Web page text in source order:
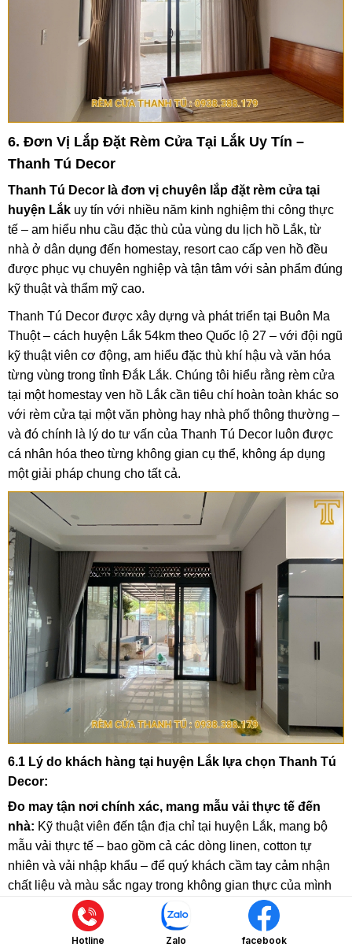
6. Đơn Vị Lắp Đặt Rèm Cửa Tại Lắk Uy Tín –
Thanh Tú Decor
Thanh Tú Decor là đơn vị chuyên lắp đặt rèm cửa tại
huyện Lắk uy tín với nhiều năm kinh nghiệm thi công thực
tế – am hiểu nhu cầu đặc thù của vùng du lịch hồ Lắk, từ
nhà ở dân dụng đến homestay, resort cao cấp ven hồ đều
được phục vụ chuyên nghiệp và tận tâm với sản phẩm đúng
kỹ thuật và thẩm mỹ cao.
Thanh Tú Decor được xây dựng và phát triển tại Buôn Ma
Thuột – cách huyện Lắk 54km theo Quốc lộ 27 – với đội ngũ
kỹ thuật viên cơ động, am hiểu đặc thù khí hậu và văn hóa
từng vùng trong tỉnh Đắk Lắk. Chúng tôi hiểu rằng rèm cửa
tại một homestay ven hồ Lắk cần tiêu chí hoàn toàn khác so
với rèm cửa tại một văn phòng hay nhà phố thông thường –
và đó chính là lý do tư vấn của Thanh Tú Decor luôn được
cá nhân hóa theo từng không gian cụ thể, không áp dụng
một giải pháp chung cho tất cả.
6.1 Lý do khách hàng tại huyện Lắk lựa chọn Thanh Tú
Decor:
Đo may tận nơi chính xác, mang mẫu vải thực tế đến
nhà: Kỹ thuật viên đến tận địa chỉ tại huyện Lắk, mang bộ
mẫu vải thực tế – bao gồm cả các dòng linen, cotton tự
nhiên và vải nhập khẩu – để quý khách cầm tay cảm nhận
chất liệu và màu sắc ngay trong không gian thực của mình
trước khi quyết định. Không mua rèm qua ảnh chụp online,
không thất vọng khi nhận hàng.
Hotline Zalo facebook